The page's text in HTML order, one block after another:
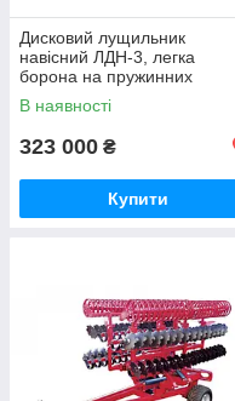
Дисковий лущильник
навісний ЛДН-3, легка
борона на пружинних
вібростойках, до тракторів
МТЗ, ширина 3 м
В наявності
323 000 ₴
Купити